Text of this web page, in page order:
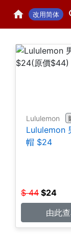
改用简体
Lululemon
Lululemon
帽 $24
$ 44 $24
由此